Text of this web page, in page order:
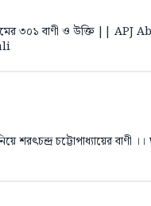
৩০১ বাণী ও উক্তি || APJ
শরৎচন্দ্র চট্টোপাধ্যায়ের বাণী